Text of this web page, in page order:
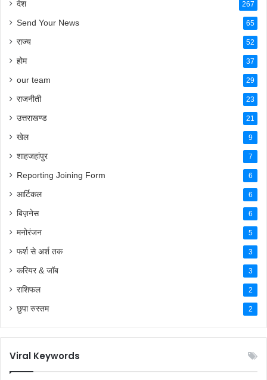
देश 267
Send Your News 65
राज्य 52
होम 37
our team 29
राजनीती 23
उत्तराखण्ड 21
खेल 9
शाहजहांपुर 7
Reporting Joining Form 6
आर्टिकल 6
बिज़नेस 6
मनोरंजन 5
फर्श से अर्श तक 3
करियर & जॉब 3
राशिफल 2
छुपा रुस्तम 2
Viral Keywords